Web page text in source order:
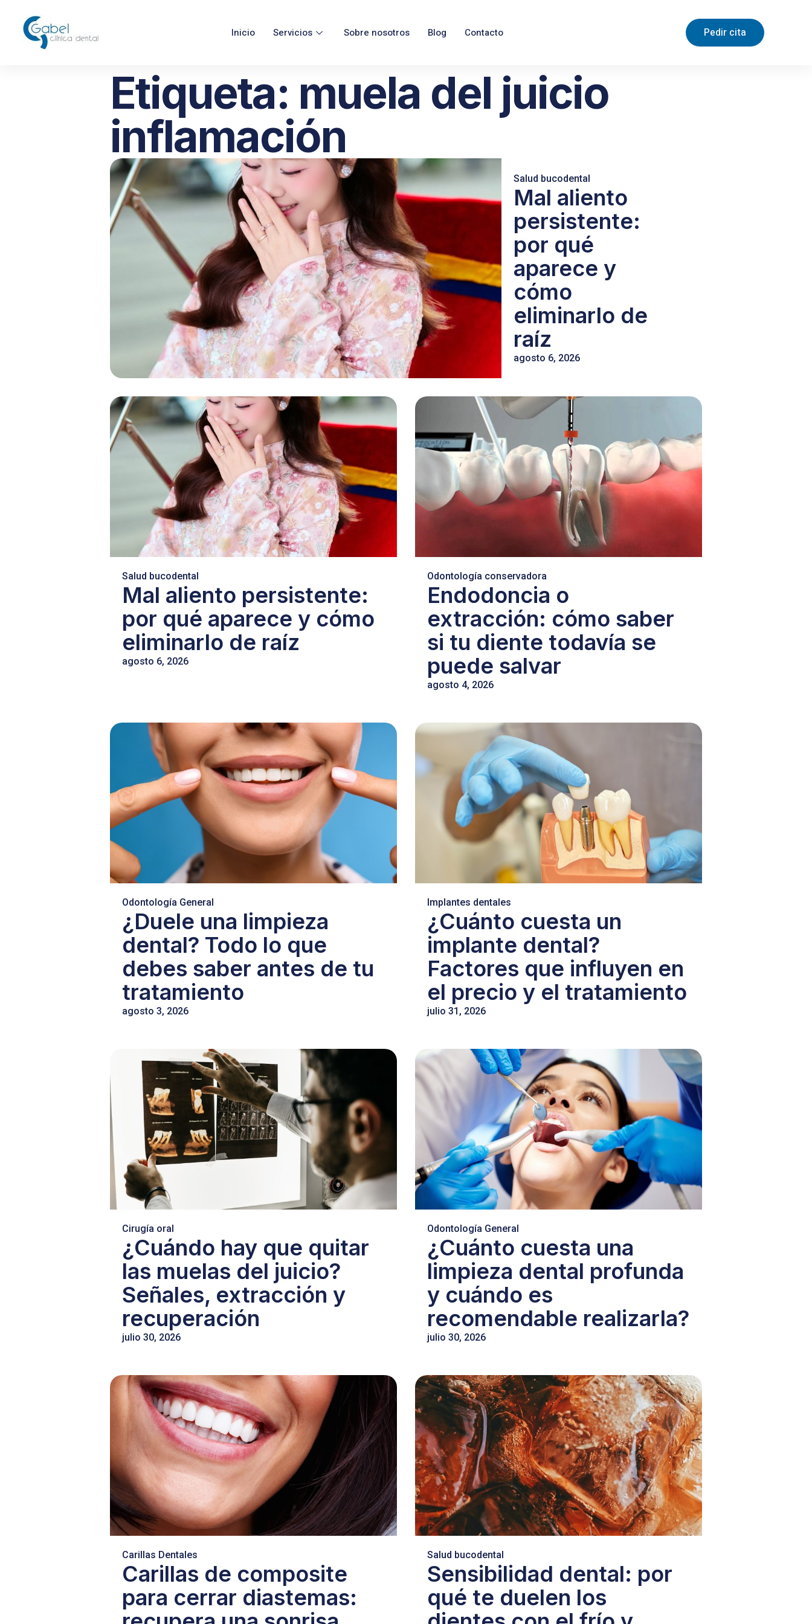
Inicio Servicios Sobre nosotros Blog Contacto Pedir cita
Etiqueta: muela del juicio
inflamación
Salud bucodental
Mal aliento
persistente:
por qué
aparece y
cómo
eliminarlo de
raíz
agosto 6, 2026
Salud bucodental
Mal aliento persistente:
por qué aparece y cómo
eliminarlo de raíz
agosto 6, 2026
Odontología conservadora
Endodoncia o
extracción: cómo saber
si tu diente todavía se
puede salvar
agosto 4, 2026
Odontología General
¿Duele una limpieza
dental? Todo lo que
debes saber antes de tu
tratamiento
agosto 3, 2026
Implantes dentales
¿Cuánto cuesta un
implante dental?
Factores que influyen en
el precio y el tratamiento
julio 31, 2026
Cirugía oral
¿Cuándo hay que quitar
las muelas del juicio?
Señales, extracción y
recuperación
julio 30, 2026
Odontología General
¿Cuánto cuesta una
limpieza dental profunda
y cuándo es
recomendable realizarla?
julio 30, 2026
Carillas Dentales
Carillas de composite
para cerrar diastemas:
Salud bucodental
Sensibilidad dental: por
qué te duelen los